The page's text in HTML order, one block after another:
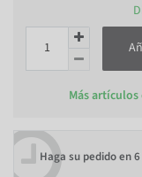
Más
Haga su pedido en